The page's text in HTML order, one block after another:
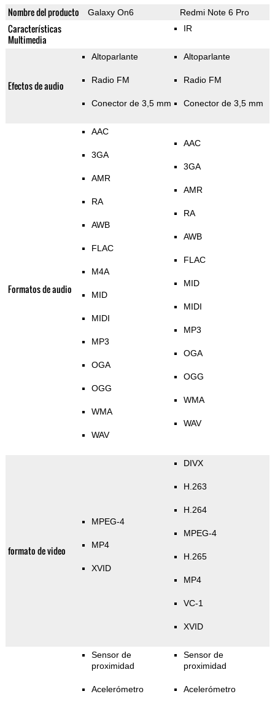
Nombre del producto Galaxy On6 Redmi Note 6 Pro
Características
Multimedia
IR
Efectos de audio
Altoparlante
Radio FM
Conector de 3,5 mm
Altoparlante
Radio FM
Conector de 3,5 mm
Formatos de audio
AAC
3GA
AMR
RA
AWB
FLAC
M4A
MID
MIDI
MP3
OGA
OGG
WMA
WAV
AAC
3GA
AMR
RA
AWB
FLAC
MID
MIDI
MP3
OGA
OGG
WMA
WAV
formato de video
MPEG-4
MP4
XVID
DIVX
H.263
H.264
MPEG-4
H.265
MP4
VC-1
XVID
Sensor de
proximidad
Acelerómetro
Sensor de
proximidad
Acelerómetro